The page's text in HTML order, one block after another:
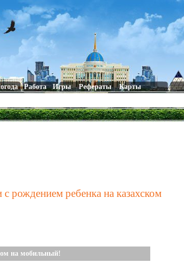
Работа Игры Рефераты Карты
рождением ребенка на казахском
на мобильный!